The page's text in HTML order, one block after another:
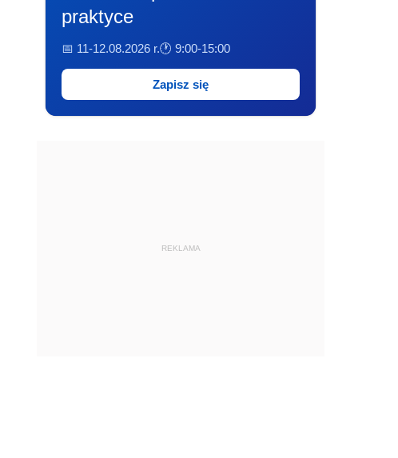
praktyce
📅 11-12.08.2026 r.🕐 9:00-15:00
Zapisz się
REKLAMA